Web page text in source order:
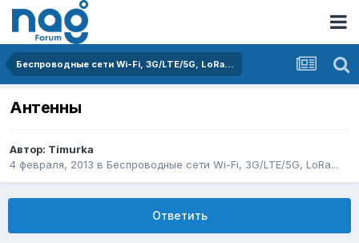
Беспроводные сети Wi-Fi, 3G/LTE/5G, LoRa...
Антенны
Автор: Timurka
4 февраля, 2013 в Беспроводные сети Wi-Fi, 3G/LTE/5G, LoRa...
Ответить